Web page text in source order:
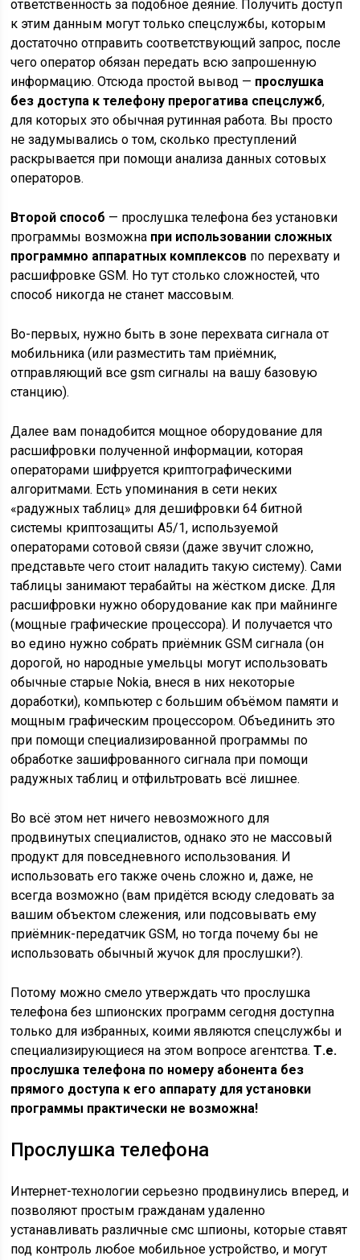
ответственность за подобное деяние. Получить доступ
к этим данным могут только спецслужбы, которым
достаточно отправить соответствующий запрос, после
чего оператор обязан передать всю запрошенную
информацию. Отсюда простой вывод — прослушка
без доступа к телефону прерогатива спецслужб,
для которых это обычная рутинная работа. Вы просто
не задумывались о том, сколько преступлений
раскрывается при помощи анализа данных сотовых
операторов.
Второй способ — прослушка телефона без установки
программы возможна при использовании сложных
программно аппаратных комплексов по перехвату и
расшифровке GSM. Но тут столько сложностей, что
способ никогда не станет массовым.
Во-первых, нужно быть в зоне перехвата сигнала от
мобильника (или разместить там приёмник,
отправляющий все gsm сигналы на вашу базовую
станцию).
Далее вам понадобится мощное оборудование для
расшифровки полученной информации, которая
операторами шифруется криптографическими
алгоритмами. Есть упоминания в сети неких
«радужных таблиц» для дешифровки 64 битной
системы криптозащиты А5/1, используемой
операторами сотовой связи (даже звучит сложно,
представьте чего стоит наладить такую систему). Сами
таблицы занимают терабайты на жёстком диске. Для
расшифровки нужно оборудование как при майнинге
(мощные графические процессора). И получается что
во едино нужно собрать приёмник GSM сигнала (он
дорогой, но народные умельцы могут использовать
обычные старые Nokia, внеся в них некоторые
доработки), компьютер с большим объёмом памяти и
мощным графическим процессором. Объединить это
при помощи специализированной программы по
обработке зашифрованного сигнала при помощи
радужных таблиц и отфильтровать всё лишнее.
Во всё этом нет ничего невозможного для
продвинутых специалистов, однако это не массовый
продукт для повседневного использования. И
использовать его также очень сложно и, даже, не
всегда возможно (вам придётся всюду следовать за
вашим объектом слежения, или подсовывать ему
приёмник-передатчик GSM, но тогда почему бы не
использовать обычный жучок для прослушки?).
Потому можно смело утверждать что прослушка
телефона без шпионских программ сегодня доступна
только для избранных, коими являются спецслужбы и
специализирующиеся на этом вопросе агентства.Т.е.
прослушка телефона по номеру абонента без
прямого доступа к его аппарату для установки
программы практически не возможна!
Прослушка телефона
Интернет-технологии серьезно продвинулись вперед, и
позволяют простым гражданам удаленно
устанавливать различные смс шпионы, которые ставят
под контроль любое мобильное устройство, и могут